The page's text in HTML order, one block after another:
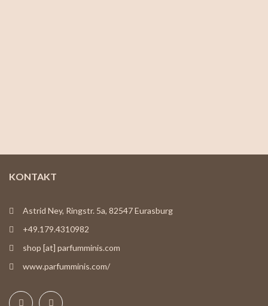
KONTAKT
Astrid Ney, Ringstr. 5a, 82547 Eurasburg
+49.179.4310982
shop [at] parfumminis.com
www.parfumminis.com/